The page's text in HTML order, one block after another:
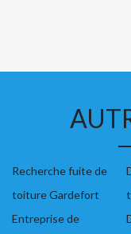
Recherche fuite de
toiture Gardefort
Entreprise de